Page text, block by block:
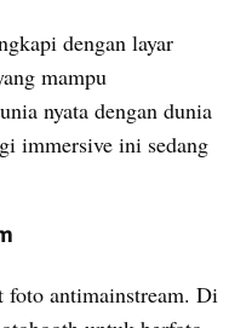
dengan layar
mampu
nyata dengan dunia
immersive ini sedang
antimainstream. Di